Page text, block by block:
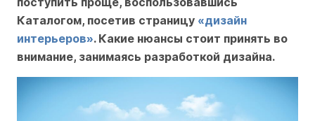
Каталогом, посетив страницу «дизайн
интерьеров». Какие нюансы стоит принять во
внимание, занимаясь разработкой дизайна.